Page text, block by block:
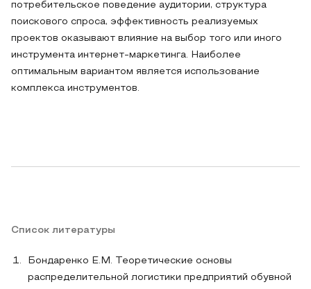
потребительское поведение аудитории, структура
поискового спроса, эффективность реализуемых
проектов оказывают влияние на выбор того или иного
инструмента интернет-маркетинга. Наиболее
оптимальным вариантом является использование
комплекса инструментов.
Список литературы
Бондаренко Е.М. Теоретические основы
распределительной логистики предприятий обувной